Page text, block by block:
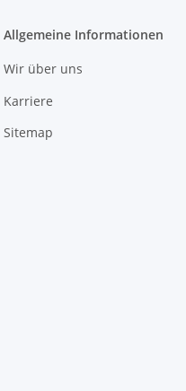
Allgemeine Informationen
Wir über uns
Karriere
Sitemap